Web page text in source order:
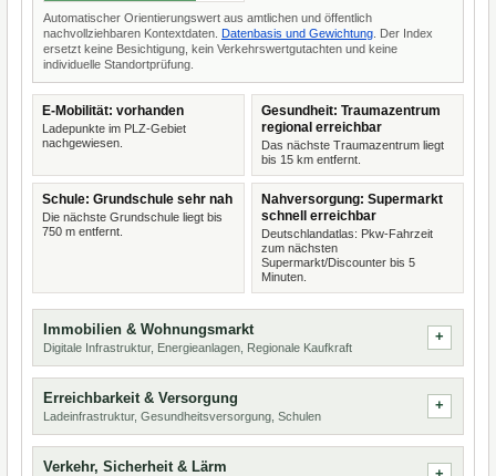
Automatischer Orientierungswert aus amtlichen und öffentlich
nachvollziehbaren Kontextdaten. Datenbasis und Gewichtung . Der Index
ersetzt keine Besichtigung, kein Verkehrswertgutachten und keine
individuelle Standortprüfung.
E-Mobilität: vorhanden
Ladepunkte im PLZ-Gebiet
nachgewiesen.
Gesundheit: Traumazentrum
regional erreichbar
Das nächste Traumazentrum liegt
bis 15 km entfernt.
Schule: Grundschule sehr nah
Die nächste Grundschule liegt bis
750 m entfernt.
Nahversorgung: Supermarkt
schnell erreichbar
Deutschlandatlas: Pkw-Fahrzeit
zum nächsten
Supermarkt/Discounter bis 5
Minuten.
Immobilien & Wohnungsmarkt
Digitale Infrastruktur, Energieanlagen, Regionale Kaufkraft
Erreichbarkeit & Versorgung
Ladeinfrastruktur, Gesundheitsversorgung, Schulen
Verkehr, Sicherheit & Lärm